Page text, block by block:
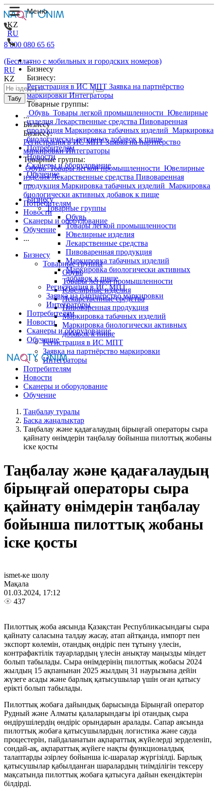
KZ
RU
...
Бизнесу
Бизнесу:
Регистрация в ИС МПТ Заявка на партнёрство
маркировкиИнтеграторы
Товарные группы:
Обувь Товары легкой промышленности Ювелирные
изделия Лекарственные средства Пивоваренная
продукция Маркировка табачных изделий Маркировка
биологически активных добавок к пище
Потребителям
Новости
Сканеры и оборудование
Обучение
...
Бизнесу
Товарные группы
Обувь
Товары легкой промышленности
Ювелирные изделия
Лекарственные средства
Пивоваренная продукция
Маркировка табачных изделий
Маркировка биологически активных
добавок к пище
Регистрация в ИС МПТ
Заявка на партнёрство маркировки
Интеграторы
Потребителям
Новости
Сканеры и оборудование
Обучение
8 800 080 65 65
(Бесплатно с мобильных и городских номеров)
RU
KZ
Табу
...
Бизнесу
Бизнесу:
Регистрация в ИС МПТЗаявка на партнёрство
маркировкиИнтеграторы
Товарные группы:
ОбувьТовары легкой промышленности Ювелирные
изделияЛекарственные средства Пивоваренная
продукция Маркировка табачных изделий Маркировка
биологически активных добавок к пище
Потребителям
Новости
Сканеры и оборудование
Обучение
...
Бизнесу
Товарные группы
Обувь
Товары легкой промышленности
Ювелирные изделия
Лекарственные средства
Пивоваренная продукция
Маркировка табачных изделий
Маркировка биологически активных
добавок к пище
Регистрация в ИС МПТ
Заявка на партнёрство маркировки
Интеграторы
Потребителям
Новости
Сканеры и оборудование
Обучение
Таңбалау туралы
Басқа жаңалықтар
Таңбалау және қадағалаудың бірыңғай операторы сыра
қайнату өнімдерін таңбалау бойынша пилоттық жобаны
іске қосты
Таңбалау және қадағалаудың
бірыңғай операторы сыра
қайнату өнімдерін таңбалау
бойынша пилоттық жобаны
іске қосты
ismet-ке шолу
Мақала
01.03.2024, 17:12
437
Пилоттық жоба аясында Қазақстан Республикасындағы сыра
қайнату саласына талдау жасау, атап айтқанда, импорт пен
экспорт көлемін, отандық өндіріс пен тұтыну үлесін,
контрафактілік тауарлардың үлесін анықтау маңызды міндет
болып табылады. Сыра өнімдерінің пилоттық жобасы 2024
жылдың 15 ақпанынан 2025 жылдың 31 наурызына дейін
жүзеге асады және барлық қатысушылар үшін оған қатысу
ерікті болып табылады.
Пилоттық жобаға дайындық барысында Бірыңғай оператор
Рудный және Алматы қалаларындағы ірі отандық сыра
өндірушілердің өндіріс орындарын аралады. Сапар аясында
пилоттық жобаға қатысушылардың логистика және сауда
процестерін, пайдаланатын ақпараттық жүйелерді зерделеніп,
сондай-ақ, ақпараттық жүйеге нақты функционалдық
талаптарды әзірлеу бойынша іс-шаралар жүргізілді. Барлық
қатысушылар қабылданған шаралардың тиімділігін тексеру
мақсатында пилоттық жобаға қатысуға дайын екендіктерін
білдірді.